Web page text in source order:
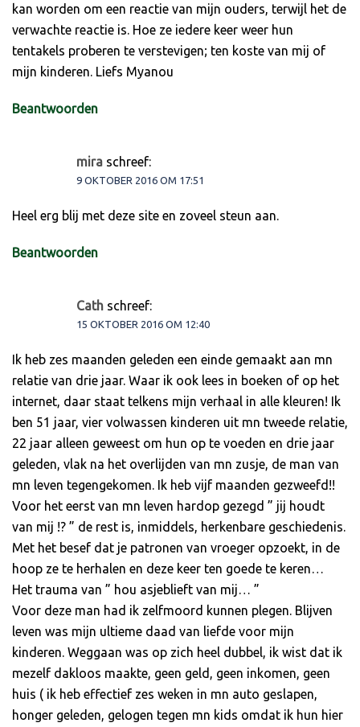
kan worden om een reactie van mijn ouders, terwijl het de
verwachte reactie is. Hoe ze iedere keer weer hun
tentakels proberen te verstevigen; ten koste van mij of
mijn kinderen. Liefs Myanou
Beantwoorden
mira schreef:
9 OKTOBER 2016 OM 17:51
Heel erg blij met deze site en zoveel steun aan.
Beantwoorden
Cath schreef:
15 OKTOBER 2016 OM 12:40
Ik heb zes maanden geleden een einde gemaakt aan mn
relatie van drie jaar. Waar ik ook lees in boeken of op het
internet, daar staat telkens mijn verhaal in alle kleuren! Ik
ben 51 jaar, vier volwassen kinderen uit mn tweede relatie,
22 jaar alleen geweest om hun op te voeden en drie jaar
geleden, vlak na het overlijden van mn zusje, de man van
mn leven tegengekomen. Ik heb vijf maanden gezweefd!!
Voor het eerst van mn leven hardop gezegd ” jij houdt
van mij !? ” de rest is, inmiddels, herkenbare geschiedenis.
Met het besef dat je patronen van vroeger opzoekt, in de
hoop ze te herhalen en deze keer ten goede te keren…
Het trauma van ” hou asjeblieft van mij… ”
Voor deze man had ik zelfmoord kunnen plegen. Blijven
leven was mijn ultieme daad van liefde voor mijn
kinderen. Weggaan was op zich heel dubbel, ik wist dat ik
mezelf dakloos maakte, geen geld, geen inkomen, geen
huis ( ik heb effectief zes weken in mn auto geslapen,
honger geleden, gelogen tegen mn kids omdat ik hun hier